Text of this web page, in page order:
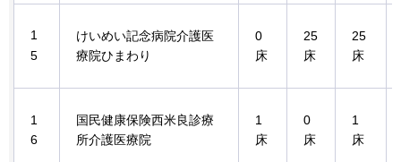
1
5
けいめい記念病院介護医
療院ひまわり
0
床
25
床
25
床
1
6
国民健康保険西米良診療
所介護医療院
1
床
0
床
1
床